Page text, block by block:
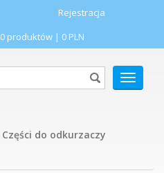
Rejestracja
0 produktów | 0 PLN
POKAŻ
MENU
Części do odkurzaczy